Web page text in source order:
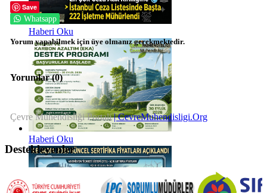
Haberi Oku
Haberi Oku
Save
Whatsapp
Yorum yapabilmek için üye olmanız gerekmektedir.
Yorumlar (0)
Çevre Mühendisliği Portalı| CevreMuhendisligi.Org
Destekleyenler